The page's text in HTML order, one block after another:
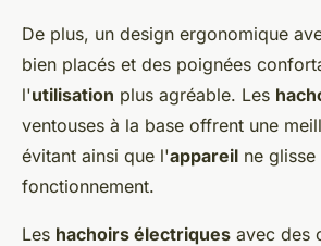
De plus, un design ergonomique
bien placés et des poignées
l'utilisation plus agréable. Les
ventouses à la base offrent une
évitant ainsi que l'appareil ne
fonctionnement.
Les hachoirs électriques avec des